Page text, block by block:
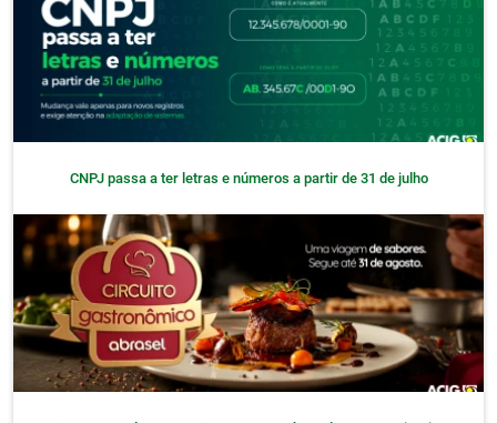
CNPJ passa a ter letras e números a partir de 31 de julho